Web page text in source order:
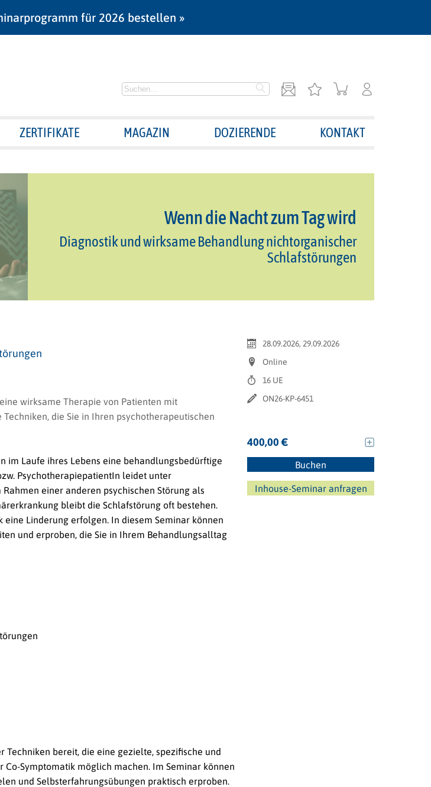
für 2026 bestellen »
ZERTIFIKATE MAGAZIN DOZIERENDE KONTAKT
Wenn die Nacht zum Tag wird
Diagnostik und wirksame Behandlung nichtorganischer
Schlafstörungen
wirksame Therapie von Patienten mit
die Sie in Ihren psychotherapeutischen
im Laufe ihres Lebens eine behandlungsbedürftige
PsychotherapiepatientIn leidet unter
einer anderen psychischen Störung als
bleibt die Schlafstörung oft bestehen.
Linderung erfolgen. In diesem Seminar können
und erproben, die Sie in Ihrem Behandlungsalltag
bereit, die eine gezielte, spezifische und
Symptomatik möglich machen. Im Seminar können
und Selbsterfahrungsübungen praktisch erproben.
28.09.2026, 29.09.2026
Online
16 UE
ON26-KP-6451
400,00 €
Buchen
Inhouse-Seminar anfragen